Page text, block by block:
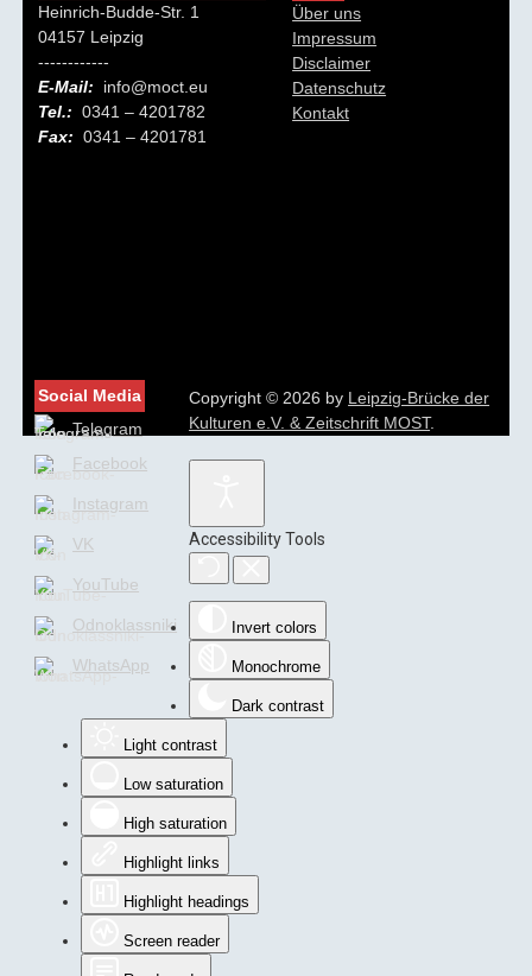
Heinrich-Budde-Str. 1
04157 Leipzig
------------
E-Mail: info@moct.eu
Tel.: 0341 – 4201782
Fax: 0341 – 4201781
Über uns
Impressum
Disclaimer
Datenschutz
Kontakt
Social Media
Telegram
Facebook
Instagram
VK
YouTube
Odnoklassniki
WhatsApp
Copyright © 2026 by Leipzig-Brücke der
Kulturen e.V. & Zeitschrift MOST.
Accessibility Tools
Invert colors
Monochrome
Dark contrast
Light contrast
Low saturation
High saturation
Highlight links
Highlight headings
Screen reader